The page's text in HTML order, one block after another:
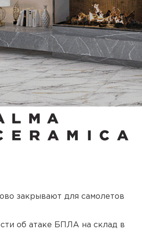
закрывают для самолетов
об атаке БПЛА на склад в